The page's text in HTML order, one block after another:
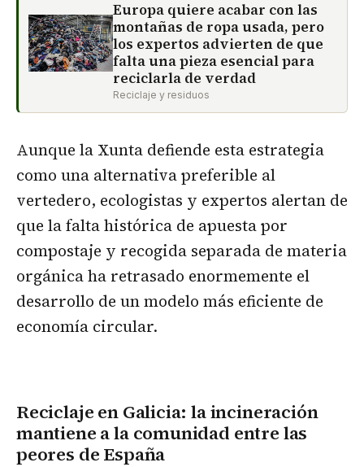
Europa quiere acabar con las
montañas de ropa usada, pero
los expertos advierten de que
falta una pieza esencial para
reciclarla de verdad
Reciclaje y residuos
Aunque la Xunta defiende esta estrategia
como una alternativa preferible al
vertedero, ecologistas y expertos alertan de
que la falta histórica de apuesta por
compostaje y recogida separada de materia
orgánica ha retrasado enormemente el
desarrollo de un modelo más eficiente de
economía circular.
Reciclaje en Galicia: la incineración
mantiene a la comunidad entre las
peores de España